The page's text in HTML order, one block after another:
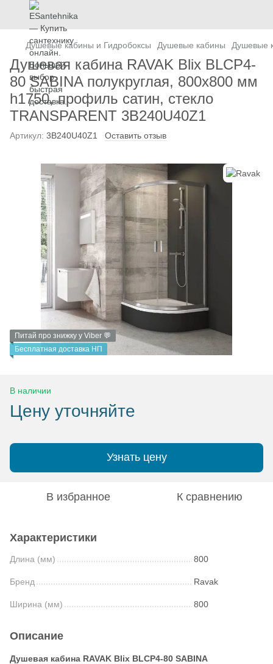
Душевые кабины и Гидробоксы Душевые кабины Душевые
Душевая кабина RAVAK Blix BLCP4-
80 SABINA полукруглая, 800x800 мм
h1750, профиль сатин, стекло
TRANSPARENT 3B240U40Z1
Артикул: 3B240U40Z1 Оставить отзыв
Питай про знижку у Viber 💬
Бесплатная доставка НП
В наличии
Цену уточняйте
Узнать цену
В избранное К сравнению
Характеристики
Длина (мм) 800
Бренд Ravak
Ширина (мм) 800
Описание
Душевая кабина RAVAK Blix BLCP4-80 SABINA